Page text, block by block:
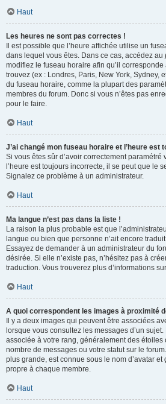
Haut
Les heures ne sont pas correctes !
Il est possible que l’heure affichée utilise un
dans lequel vous êtes. Dans ce cas, accédez au
modifiez le fuseau horaire afin qu’il
trouvez (ex : Londres, Paris, New York, Sydney,
du fuseau horaire, comme la plupart des
membres du forum. Donc si vous n’êtes pas
pour le faire.
Haut
J’ai changé mon fuseau horaire et l’heure est
Si vous êtes sûr d’avoir correctement paramétré
l’heure est toujours incorrecte, il se peut que le
Signalez ce problème à un administrateur.
Haut
Ma langue n’est pas dans la liste !
La raison la plus probable est que
langue ou bien que personne n’ait encore
Essayez de demander à un administrateur du
désirée. Si elle n’existe pas, n’hésitez pas à
traduction. Vous trouverez plus d’informations
Haut
A quoi correspondent les images à proximité
Il y a deux images qui peuvent être associées
lorsque vous consultez les messages d’un sujet.
associée à votre rang, généralement des
nombre de messages ou votre statut sur le
plus grande, est connue sous le nom d’avatar
propre à chaque membre.
Haut